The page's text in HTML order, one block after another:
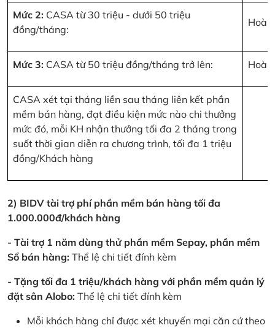
Mức 2: CASA từ 30 triệu - dưới 50 triệu
đồng/tháng:
Mức 3: CASA từ 50 triệu đồng/tháng trở lên:
CASA xét tại tháng liền sau tháng liên kết phần
mềm bán hàng, đạt điều kiện mức nào chi thưởng
mức đó, mỗi KH nhận thưởng tối đa 2 tháng trong
suốt thời gian diễn ra chương trình, tối đa 1 triệu
đồng/Khách hàng
2) BIDV tài trợ phí phần mềm bán hàng tối đa
1.000.000đ/khách hàng
- Tài trợ 1 năm dùng thử phần mềm Sepay, phần mềm
Sổ bán hàng: Thể lệ chi tiết đính kèm
- Tặng tối đa 1 triệu/khách hàng với phần mềm quản lý
đặt sân Alobo: Thể lệ chi tiết đính kèm
Mỗi khách hàng chỉ được xét khuyến mại căn cứ theo